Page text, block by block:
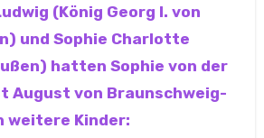
(König Georg I. von
und Sophie Charlotte
hatten Sophie von der
August von Braunschweig-
weitere Kinder: